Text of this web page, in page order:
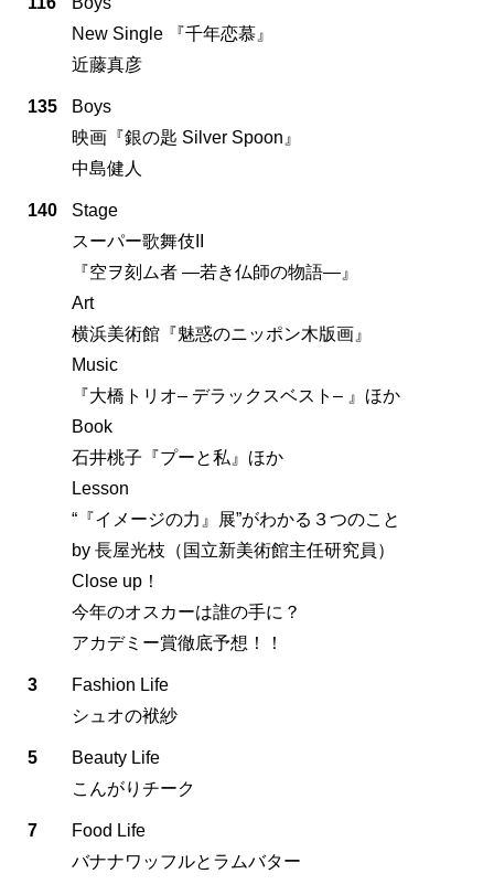
New Single 『千年恋慕』
近藤真彦
135
Boys
映画『銀の匙 Silver Spoon』
中島健人
140
Stage
スーパー歌舞伎II
『空ヲ刻ム者 ―若き仏師の物語―』
Art
横浜美術館『魅惑のニッポン木版画』
Music
『大橋トリオ‒ デラックスベスト‒ 』ほか
Book
石井桃子『プーと私』ほか
Lesson
“『イメージの力』展”がわかる３つのこと
by 長屋光枝（国立新美術館主任研究員）
Close up！
今年のオスカーは誰の手に？
アカデミー賞徹底予想！！
3
Fashion Life
シュオの袱紗
5
Beauty Life
こんがりチーク
7
Food Life
バナナワッフルとラムバター